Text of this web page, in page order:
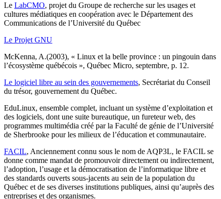
Le LabCMO, projet du Groupe de recherche sur les usages et
cultures médiatiques en coopération avec le Département des
Communications de l’Université du Québec
Le Projet GNU
McKenna, A.(2003), « Linux et la belle province : un pingouin dans
l’écosystème québécois », Québec Micro, septembre, p. 12.
Le logiciel libre au sein des gouvernements, Secrétariat du Conseil
du trésor, gouvernement du Québec.
EduLinux, ensemble complet, incluant un système d’exploitation et
des logiciels, dont une suite bureautique, un fureteur web, des
programmes multimédia créé par la Faculté de génie de l’Université
de Sherbrooke pour les milieux de l’éducation et communautaire.
FACIL, Anciennement connu sous le nom de AQP3L, le FACIL se
donne comme mandat de promouvoir directement ou indirectement,
l’adoption, l’usage et la démocratisation de l’informatique libre et
des standards ouverts sous-jacents au sein de la population du
Québec et de ses diverses institutions publiques, ainsi qu’auprès des
entreprises et des organismes.